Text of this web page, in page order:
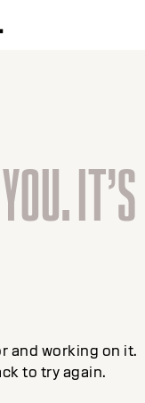
IT’S
and working on it.
to try again.